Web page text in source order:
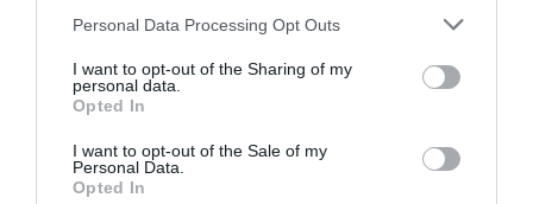
Personal Data Processing Opt Outs
I want to opt-out of the Sharing of my
personal data.
Opted In
I want to opt-out of the Sale of my
Personal Data.
Opted In